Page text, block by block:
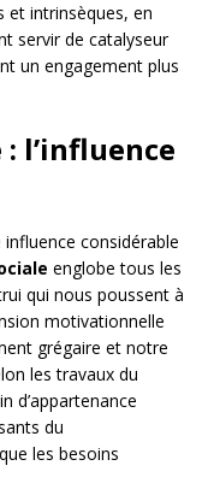
et intrinsèques, en
servir de catalyseur
un engagement plus
l’influence
considérable
englobe tous les
qui nous poussent à
motivationnelle
grégaire et notre
les travaux du
d’appartenance
du
les besoins